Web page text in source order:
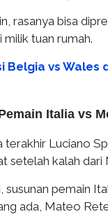
rasanya bisa
milik tuan rumah.
Belgia vs Wales
Italia vs
terakhir Luciano
setelah kalah dari
susunan pemain
ada, Mateo